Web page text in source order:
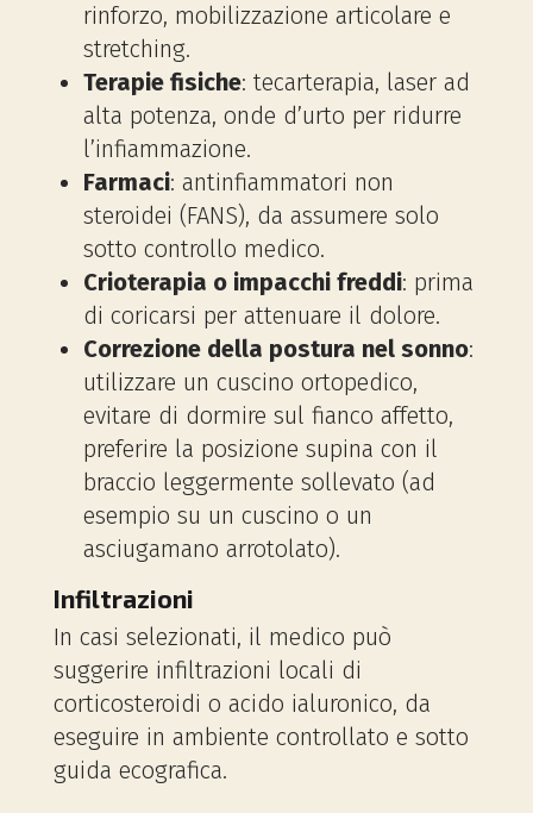
rinforzo, mobilizzazione articolare e
stretching.
Terapie fisiche: tecarterapia, laser ad
alta potenza, onde d’urto per ridurre
l’infiammazione.
Farmaci: antinfiammatori non
steroidei (FANS), da assumere solo
sotto controllo medico.
Crioterapia o impacchi freddi: prima
di coricarsi per attenuare il dolore.
Correzione della postura nel sonno:
utilizzare un cuscino ortopedico,
evitare di dormire sul fianco affetto,
preferire la posizione supina con il
braccio leggermente sollevato (ad
esempio su un cuscino o un
asciugamano arrotolato).
Infiltrazioni
In casi selezionati, il medico può
suggerire infiltrazioni locali di
corticosteroidi o acido ialuronico, da
eseguire in ambiente controllato e sotto
guida ecografica.